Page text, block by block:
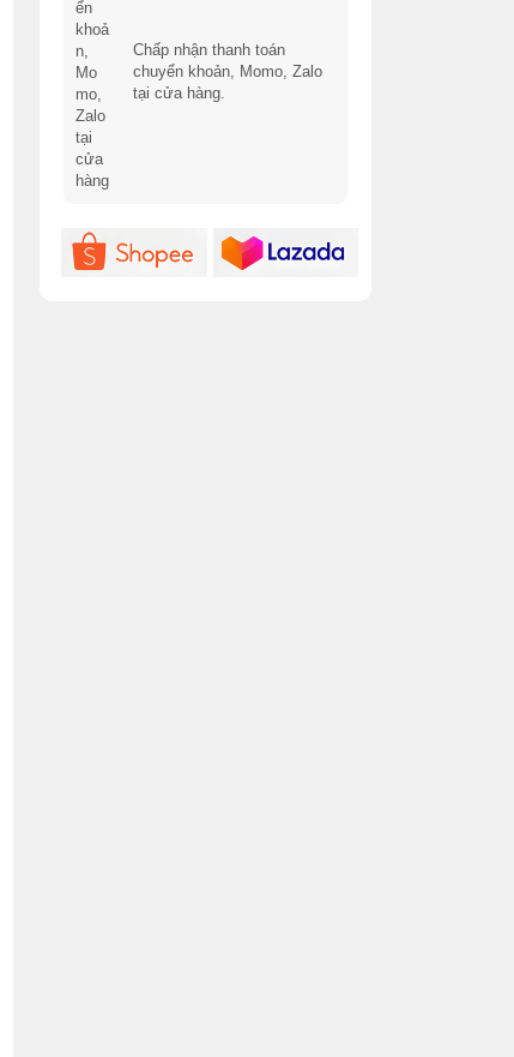
Chấp nhận thanh toán
chuyển khoản, Momo, Zalo
tại cửa hàng.